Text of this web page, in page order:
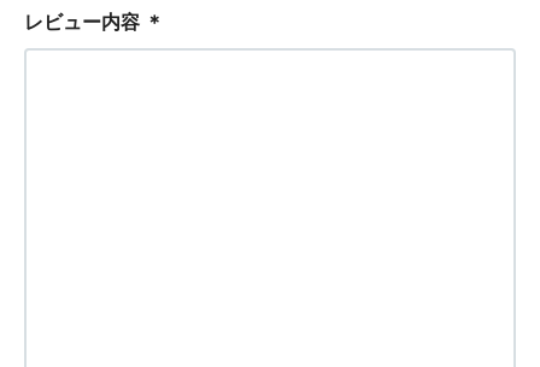
レビュー内容 ＊